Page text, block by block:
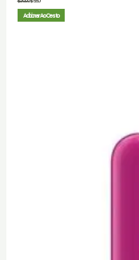
Adicionar Ao Cesto